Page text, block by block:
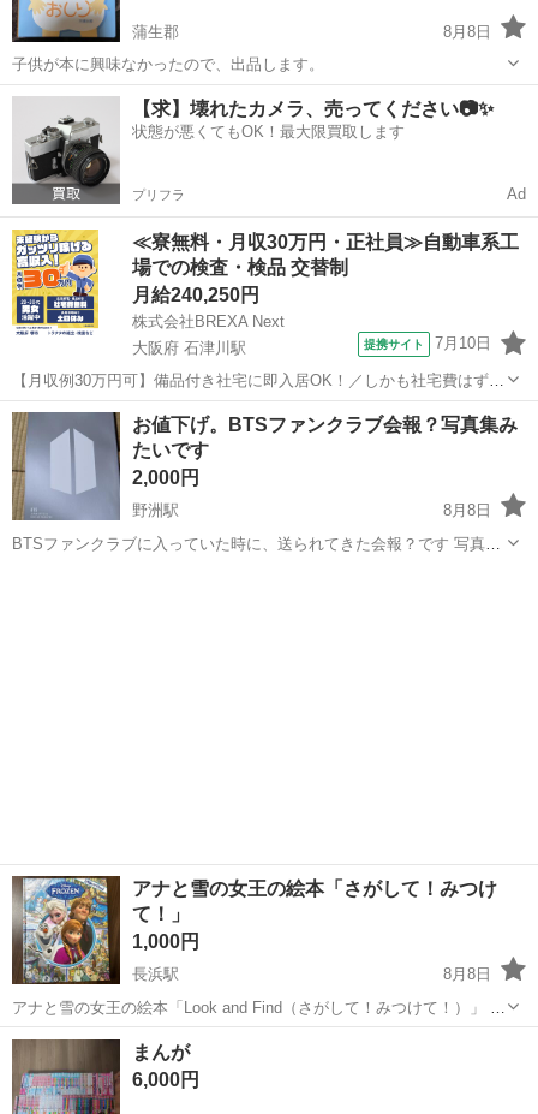
蒲生郡
8月8日
子供が本に興味なかったので、出品します。
滋賀 蒲生郡 絵本
【求】壊れたカメラ、売ってください📷✨
状態が悪くてもOK！最大限買取します
プリフラ Ad
≪寮無料・月収30万円・正社員≫自動車系工
場での検査・検品 交替制
月給240,250円
株式会社BREXA Next
大阪府 石津川駅
提携サイト 7月10日
【月収例30万円可】備品付き社宅に即入居OK！／しかも社宅費はずっ
と無料♪／トラクタ本体の製造／資格経験不問★異業種からの転職活躍
中！／赴任旅費会社負担／工場まで無料送迎あり◎《大阪府堺市》 人
気の工場のお仕事 ◇トラクタ...
大阪 堺市 石津川駅 その他
お値下げ。BTSファンクラブ会報？写真集み
たいです
2,000円
野洲駅
8月8日
BTSファンクラブに入っていた時に、送られてきた会報？です 写真集
アナと雪の女王の絵本「さがして！みつけ
て！」
1,000円
長浜駅
8月8日
アナと雪の女王の絵本「Look and Find（さがして！みつけて！）」 英
語の絵本です 絵本の中で指定されたアイテムやキャラクターを探し出
すゲームが楽しめる仕様になっています。
滋賀 長浜市 長浜駅
まんが
6,000円